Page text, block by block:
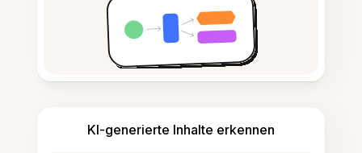
KI-generierte Inhalte erkennen